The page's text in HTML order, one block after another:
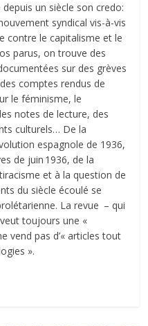
un siècle son credo:
syndical vis-à-vis
contre le capitalisme et le
parus, on trouve des
sur des grèves
comptes rendus de
le féminisme, le
notes de lecture, des
culturels… De la
espagnole de 1936,
de juin 1936, de la
et à la question de
du siècle écoulé se
La revue – qui
toujours une «
vend pas d’« articles tout
».